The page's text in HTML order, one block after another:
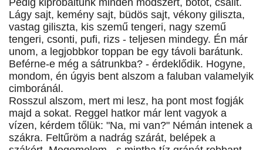
Pedig kipróbáltunk minden módszert, botot, csalit.
Lágy sajt, kemény sajt, büdös sajt, vékony giliszta,
vastag giliszta, kis szemű tengeri, nagy szemű
tengeri, csonti, pufi, rizs - teljesen mindegy. Én már
unom, a legjobbkor toppan be egy távoli barátunk.
Beférne-e még a sátrunkba? - érdeklődik. Hogyne,
mondom, én úgyis bent alszom a faluban valamelyik
cimboránál.
Rosszul alszom, mert mi lesz, ha pont most fogják
majd a sokat. Reggel hatkor már lent vagyok a
vízen, kérdem tőlük: "Na, mi van?" Némán intenek a
szákra. Feltűröm a nadrág szárát, belépek a